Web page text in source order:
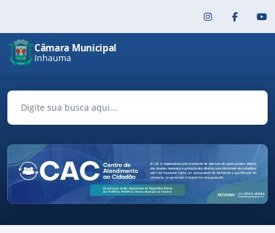
Câmara Municipal
Inhauma